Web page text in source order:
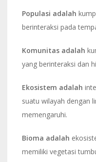
Populasi adalah
berinteraksi pada
Komunitas adalah
yang berinteraksi dan
Ekosistem adalah
suatu wilayah dengan
memengaruhi.
Bioma adalah
memiliki vegetasi